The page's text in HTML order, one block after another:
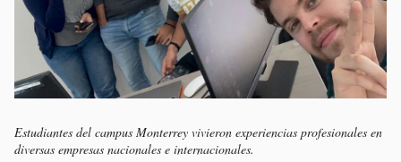
Estudiantes del campus Monterrey vivieron experiencias profesionales en
diversas empresas nacionales e internacionales.